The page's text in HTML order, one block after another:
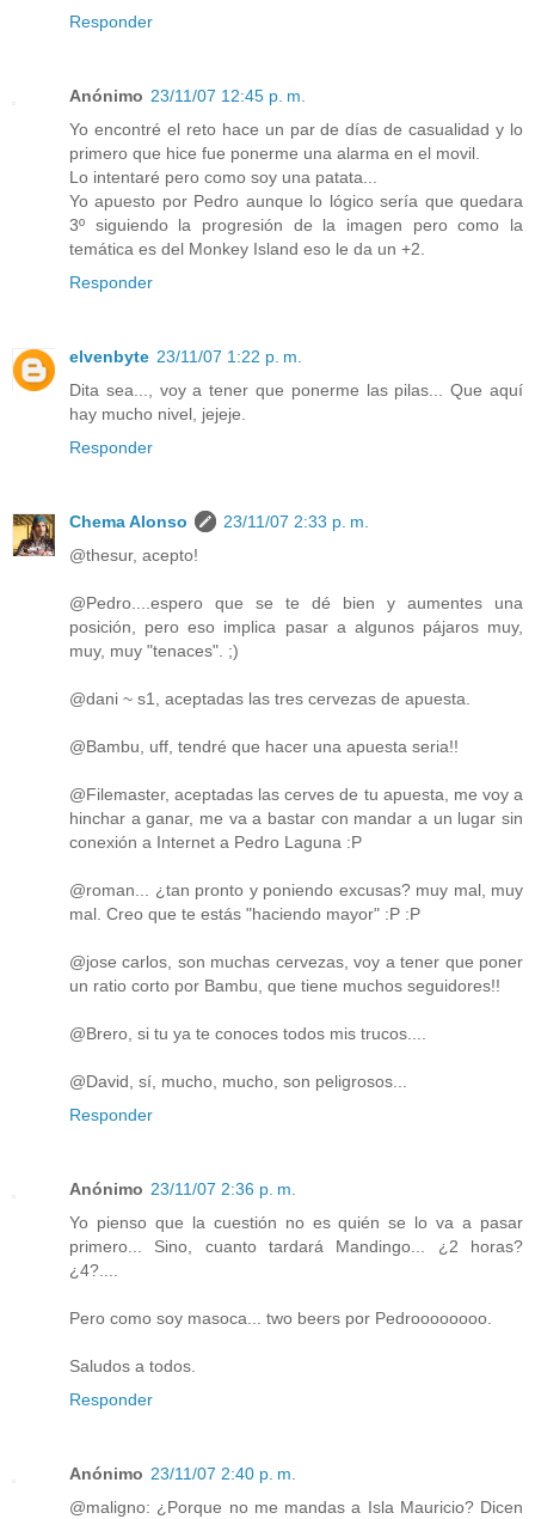
Responder
Anónimo 23/11/07 12:45 p. m.
Yo encontré el reto hace un par de días de casualidad y lo
primero que hice fue ponerme una alarma en el movil.
Lo intentaré pero como soy una patata...
Yo apuesto por Pedro aunque lo lógico sería que quedara
3º siguiendo la progresión de la imagen pero como la
temática es del Monkey Island eso le da un +2.
Responder
elvenbyte 23/11/07 1:22 p. m.
Dita sea..., voy a tener que ponerme las pilas... Que aquí
hay mucho nivel, jejeje.
Responder
Chema Alonso
23/11/07 2:33 p. m.
@thesur, acepto!
@Pedro....espero que se te dé bien y aumentes una
posición, pero eso implica pasar a algunos pájaros muy,
muy, muy "tenaces". ;)
@dani ~ s1, aceptadas las tres cervezas de apuesta.
@Bambu, uff, tendré que hacer una apuesta seria!!
@Filemaster, aceptadas las cerves de tu apuesta, me voy a
hinchar a ganar, me va a bastar con mandar a un lugar sin
conexión a Internet a Pedro Laguna :P
@roman... ¿tan pronto y poniendo excusas? muy mal, muy
mal. Creo que te estás "haciendo mayor" :P :P
@jose carlos, son muchas cervezas, voy a tener que poner
un ratio corto por Bambu, que tiene muchos seguidores!!
@Brero, si tu ya te conoces todos mis trucos....
@David, sí, mucho, mucho, son peligrosos...
Responder
Anónimo 23/11/07 2:36 p. m.
Yo pienso que la cuestión no es quién se lo va a pasar
primero... Sino, cuanto tardará Mandingo... ¿2 horas?
¿4?....
Pero como soy masoca... two beers por Pedroooooooo.
Saludos a todos.
Responder
Anónimo 23/11/07 2:40 p. m.
@maligno: ¿Porque no me mandas a Isla Mauricio? Dicen